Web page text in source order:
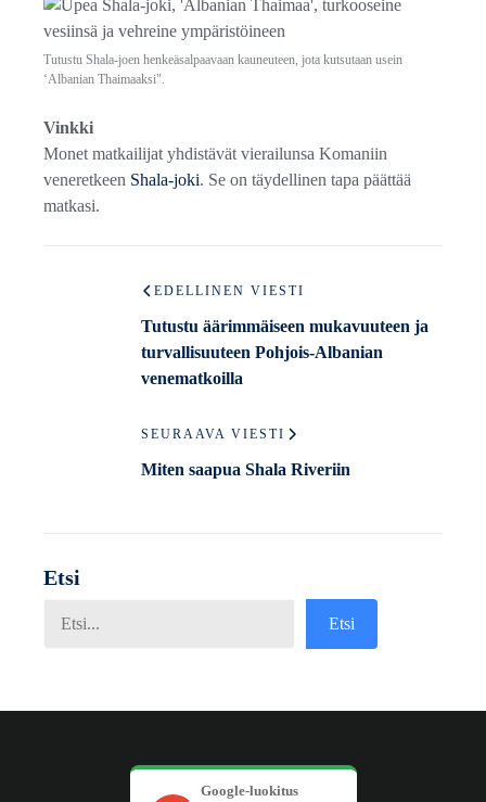
Tutustu Shala-joen henkeäsalpaavaan kauneuteen, jota kutsutaan usein
‘Albanian Thaimaaksi".
Vinkki
Monet matkailijat yhdistävät vierailunsa Komaniin
veneretkeen Shala-joki. Se on täydellinen tapa päättää
matkasi.
EDELLINEN VIESTI
Tutustu äärimmäiseen mukavuuteen ja
turvallisuuteen Pohjois-Albanian
venematkoilla
SEURAAVA VIESTI
Miten saapua Shala Riveriin
Etsi
Etsi
Google-luokitus